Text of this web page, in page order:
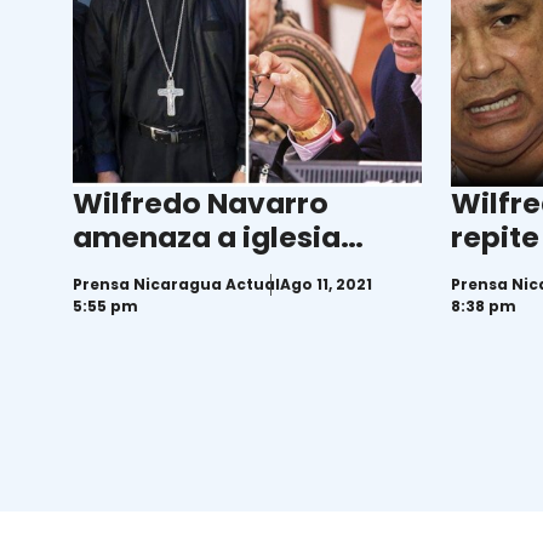
Wilfredo Navarro
amenaza a iglesia
católica por
comunicado emitido
Prensa Nicaragua ActualAgo 11, 2021
5:55 pm
Prensa
8:38 pm